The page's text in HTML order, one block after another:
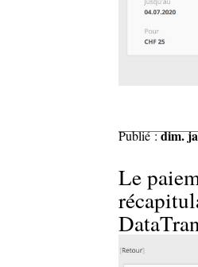
Publié :dim.
Le